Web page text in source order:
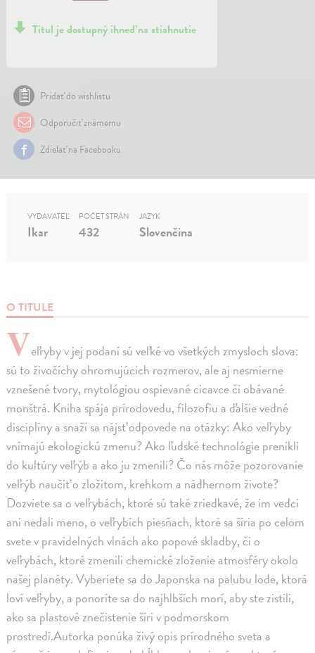
Titul je dostupný ihneď na stiahnutie
Pridať do wishlistu
Odporučiť známemu
Zdielať na Facebooku
O TITULE
Veľryby v jej podaní sú veľké vo všetkých zmysloch slova:
sú to živočíchy ohromujúcich rozmerov, ale aj nesmierne
vznešené tvory, mytológiou ospievané cicavce či obávané
monštrá. Kniha spája prírodovedu, filozofiu a ďalšie vedné
disciplíny a snaží sa nájsť odpovede na otázky: Ako veľryby
vnímajú ekologickú zmenu? Ako ľudské technológie prenikli
do kultúry veľrýb a ako ju zmenili? Čo nás môže pozorovanie
veľrýb naučiť o zložitom, krehkom a nádhernom živote?
Dozviete sa o veľrybách, ktoré sú také zriedkavé, že im vedci
ani nedali meno, o veľrybích piesňach, ktoré sa šíria po celom
svete v pravidelných vlnách ako popové skladby, či o
veľrybách, ktoré zmenili chemické zloženie atmosféry okolo
našej planéty. Vyberiete sa do Japonska na palubu lode, ktorá
loví veľryby, a ponoríte sa do najhlbších morí, aby ste zistili,
ako sa plastové znečistenie šíri v podmorskom
prostredí.Autorka ponúka živý opis prírodného sveta a
VYDAVATEĽ
Ikar
POČET STRÁN
432
JAZYK
Slovenčina